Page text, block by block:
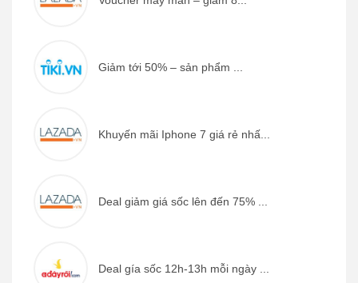
Giảm tới 50% – sản phẩm ...
Khuyến mãi Iphone 7 giá rẻ nhấ...
Deal giảm giá sốc lên đến 75% ...
Deal gía sốc 12h-13h mỗi ngày ...